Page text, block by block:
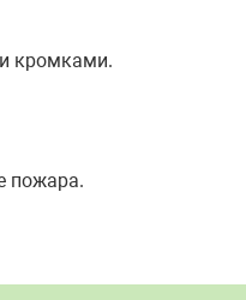
кромками.
пожара.